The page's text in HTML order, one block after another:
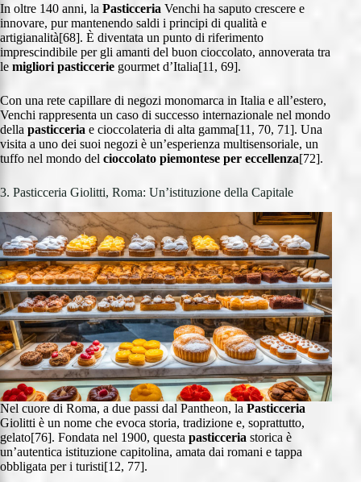
In oltre 140 anni, la Pasticceria Venchi ha saputo crescere e
innovare, pur mantenendo saldi i principi di qualità e
artigianalità[68]. È diventata un punto di riferimento
imprescindibile per gli amanti del buon cioccolato, annoverata tra
le migliori pasticcerie gourmet d’Italia[11, 69].
Con una rete capillare di negozi monomarca in Italia e all’estero,
Venchi rappresenta un caso di successo internazionale nel mondo
della pasticceria e cioccolateria di alta gamma[11, 70, 71]. Una
visita a uno dei suoi negozi è un’esperienza multisensoriale, un
tuffo nel mondo del cioccolato piemontese per eccellenza[72].
3. Pasticceria Giolitti, Roma: Un’istituzione della Capitale
Nel cuore di Roma, a due passi dal Pantheon, la Pasticceria
Giolitti è un nome che evoca storia, tradizione e, soprattutto,
gelato[76]. Fondata nel 1900, questa pasticceria storica è
un’autentica istituzione capitolina, amata dai romani e tappa
obbligata per i turisti[12, 77].